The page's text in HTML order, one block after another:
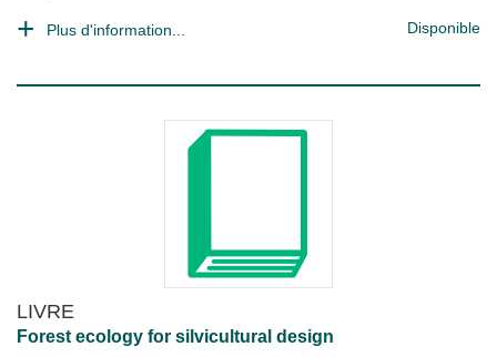
Plus d'information... Disponible
LIVRE
Forest ecology for silvicultural design